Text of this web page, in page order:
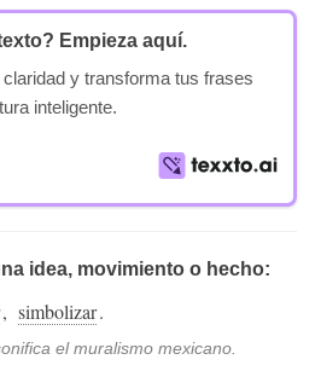
Empieza aquí.
y transforma tus frases
inteligente.
idea, movimiento o hecho:
, simbolizar.
el muralismo mexicano.